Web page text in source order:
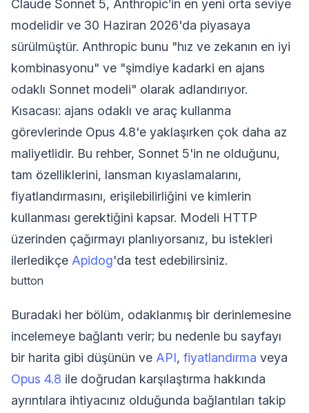
Claude Sonnet 5, Anthropic’in en yeni orta seviye
modelidir ve 30 Haziran 2026'da piyasaya
sürülmüştür. Anthropic bunu "hız ve zekanın en iyi
kombinasyonu" ve "şimdiye kadarki en ajans
odaklı Sonnet modeli" olarak adlandırıyor.
Kısacası: ajans odaklı ve araç kullanma
görevlerinde Opus 4.8'e yaklaşırken çok daha az
maliyetlidir. Bu rehber, Sonnet 5'in ne olduğunu,
tam özelliklerini, lansman kıyaslamalarını,
fiyatlandırmasını, erişilebilirliğini ve kimlerin
kullanması gerektiğini kapsar. Modeli HTTP
üzerinden çağırmayı planlıyorsanız, bu istekleri
ilerledikçe Apidog'da test edebilirsiniz.
button
Buradaki her bölüm, odaklanmış bir derinlemesine
incelemeye bağlantı verir; bu nedenle bu sayfayı
bir harita gibi düşünün ve API, fiyatlandırma veya
Opus 4.8 ile doğrudan karşılaştırma hakkında
ayrıntılara ihtiyacınız olduğunda bağlantıları takip